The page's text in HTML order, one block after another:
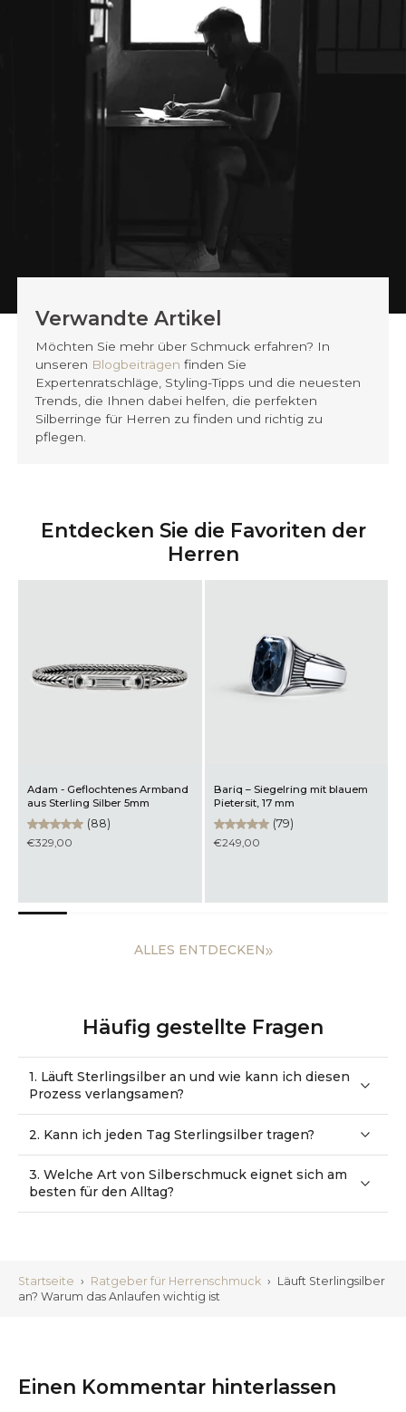
Verwandte Artikel
Möchten Sie mehr über Schmuck erfahren? In
unseren Blogbeiträgen finden Sie
Expertenratschläge, Styling-Tipps und die neuesten
Trends, die Ihnen dabei helfen, die perfekten
Silberringe für Herren zu finden und richtig zu
pflegen.
Entdecken Sie die Favoriten der
Herren
Adam - Geflochtenes Armband
aus Sterling Silber 5mm
(88)
€329,00
Bariq – Siegelring mit blauem
Pietersit, 17 mm
(79)
€249,00
ALLES ENTDECKEN
Häufig gestellte Fragen
1. Läuft Sterlingsilber an und wie kann ich diesen
Prozess verlangsamen?
2. Kann ich jeden Tag Sterlingsilber tragen?
3. Welche Art von Silberschmuck eignet sich am
besten für den Alltag?
Startseite › Ratgeber für Herrenschmuck › Läuft Sterlingsilber
an? Warum das Anlaufen wichtig ist
Einen Kommentar hinterlassen